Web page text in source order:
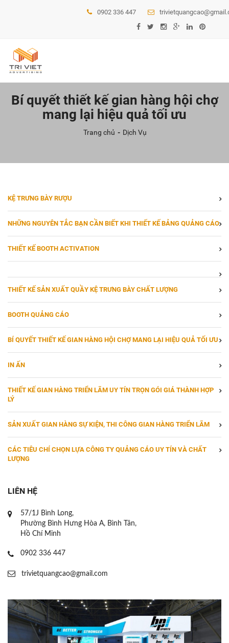
0902 336 447
Bí quyết thiết kế gian hàng hội chợ
mang lại hiệu quả tối ưu
Trang chủ Dịch Vụ
KỆ TRƯNG BÀY RƯỢU
NHỮNG NGUYÊN TẮC BẠN CẦN BIẾT KHI THIẾT KẾ BẢNG QUẢNG CÁO
THIẾT KẾ BOOTH ACTIVATION
THIẾT KẾ SẢN XUẤT QUẦY KỆ TRƯNG BÀY CHẤT LƯỢNG
BOOTH QUẢNG CÁO
BÍ QUYẾT THIẾT KẾ GIAN HÀNG HỘI CHỢ MANG LẠI HIỆU QUẢ TỐI ƯU
IN ẤN
THIẾT KẾ GIAN HÀNG TRIỂN LÃM UY TÍN TRỌN GÓI GIÁ THÀNH HỢP
LÝ
SẢN XUẤT GIAN HÀNG SỰ KIỆN, THI CÔNG GIAN HÀNG TRIỂN LÃM
CÁC TIÊU CHÍ CHỌN LỰA CÔNG TY QUẢNG CÁO UY TÍN VÀ CHẤT
LƯỢNG
LIÊN HỆ
57/1J Bình Long,
Phường Bình Hưng Hòa A, Bình Tân,
Hồ Chí Minh
0902 336 447
trivietquangcao@gmail.com